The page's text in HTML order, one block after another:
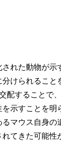
れた動物が
けられるこ
することで
示すことを
マウス自身
てきた可能